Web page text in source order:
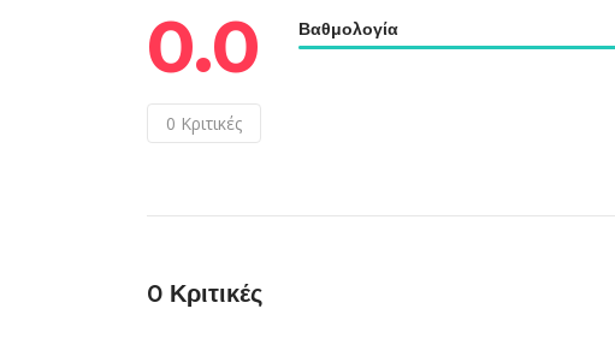
0.0
0 Κριτικές
Βαθμολογία
0 Κριτικές